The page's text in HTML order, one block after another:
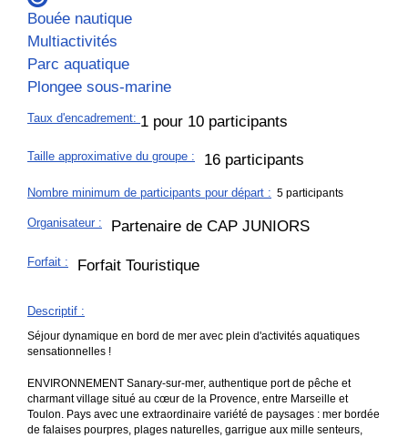
Bouée nautique
Multiactivités
Parc aquatique
Plongee sous-marine
Taux d'encadrement: 1 pour 10 participants
Taille approximative du groupe : 16 participants
Nombre minimum de participants pour départ : 5 participants
Organisateur : Partenaire de CAP JUNIORS
Forfait : Forfait Touristique
Descriptif :
Séjour dynamique en bord de mer avec plein d'activités aquatiques
sensationnelles !
ENVIRONNEMENT Sanary-sur-mer, authentique port de pêche et
charmant village situé au cœur de la Provence, entre Marseille et
Toulon. Pays avec une extraordinaire variété de paysages : mer bordée
de falaises pourpres, plages naturelles, garrigue aux mille senteurs,